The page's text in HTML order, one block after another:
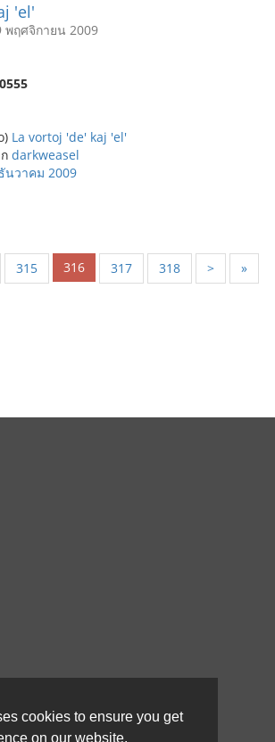
cookies to ensure you get
on our website.
'el'
พฤศจิกายน 2009
La vortoj 'de' kaj 'el'
darkweasel
นวาคม 2009
315 316 317 318 > »